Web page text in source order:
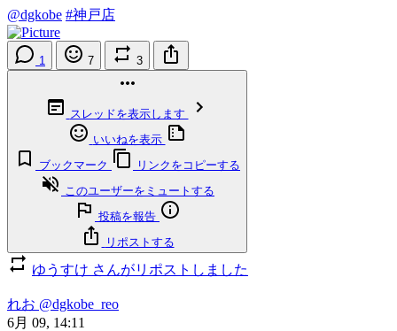
@dgkobe #神戸店
1 7 3
スレッドを表示します
いいねを表示
ブックマーク
リンクをコピーする
このユーザーをミュートする
投稿を報告
リポストする
ゆうすけ さんがリポストしました
れお @dgkobe_reo
6月 09, 14:11